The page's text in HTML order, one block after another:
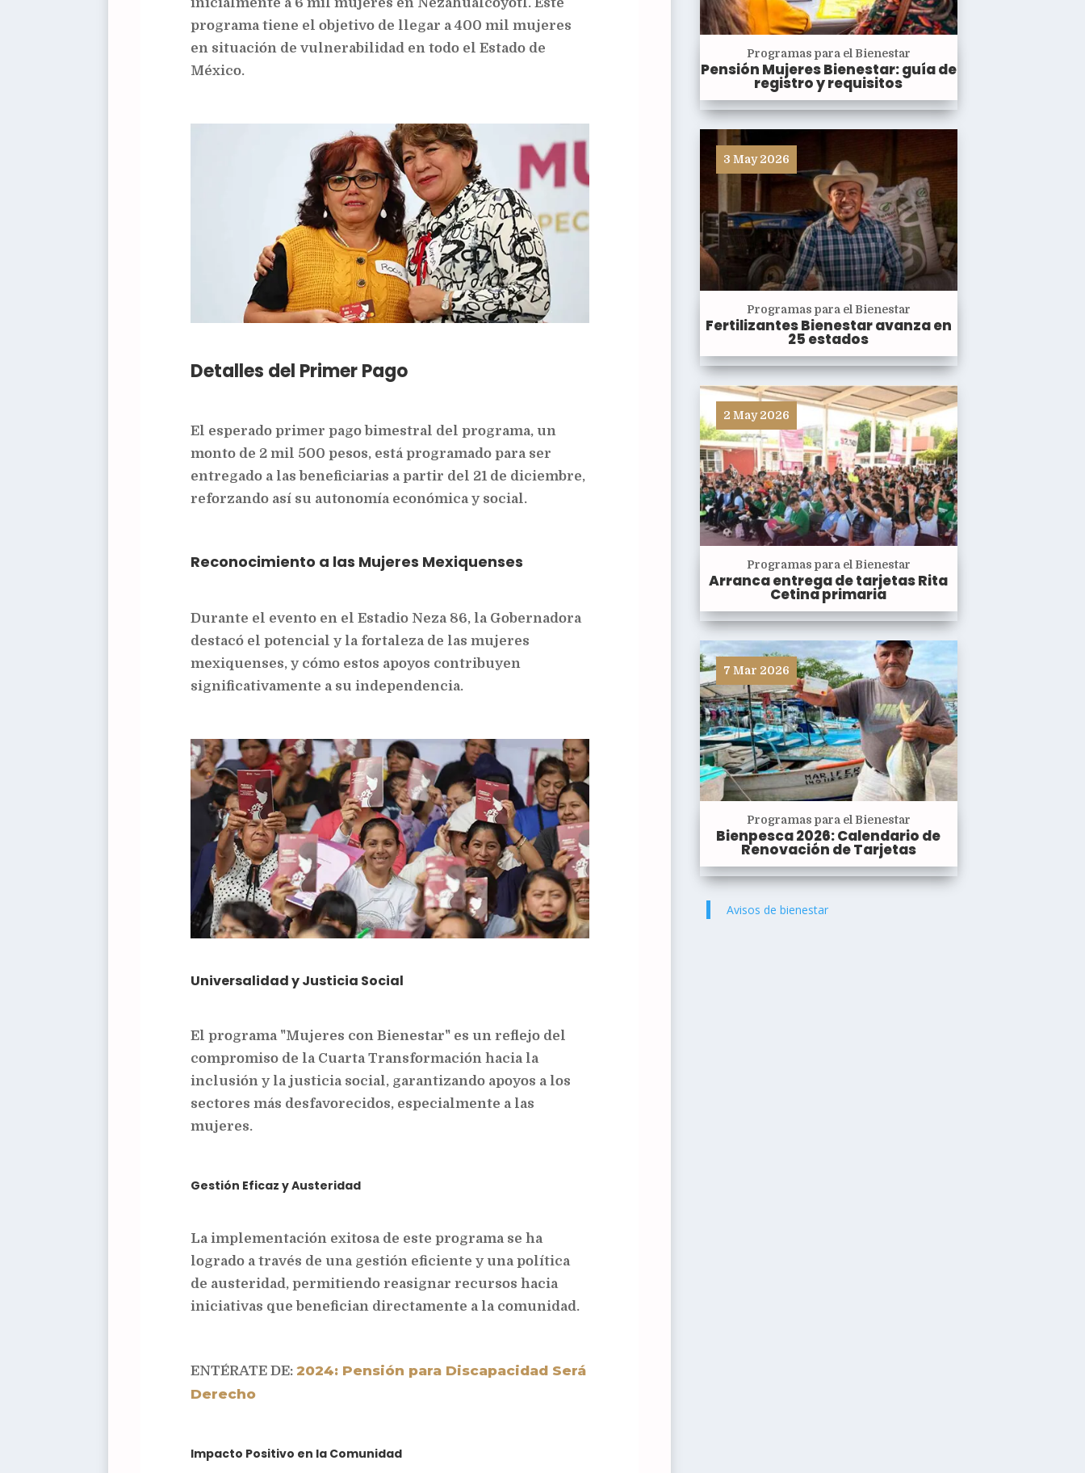
programa tiene el objetivo de llegar a 400 mil mujeres
en situación de vulnerabilidad en todo el Estado de
México.
Detalles del Primer Pago
El esperado primer pago bimestral del programa, un
monto de 2 mil 500 pesos, está programado para ser
entregado a las beneficiarias a partir del 21 de diciembre,
reforzando así su autonomía económica y social.
Reconocimiento a las Mujeres Mexiquenses
Durante el evento en el Estadio Neza 86, la Gobernadora
destacó el potencial y la fortaleza de las mujeres
mexiquenses, y cómo estos apoyos contribuyen
significativamente a su independencia.
Universalidad y Justicia Social
El programa "Mujeres con Bienestar" es un reflejo del
compromiso de la Cuarta Transformación hacia la
inclusión y la justicia social, garantizando apoyos a los
sectores más desfavorecidos, especialmente a las
mujeres.
Gestión Eficaz y Austeridad
La implementación exitosa de este programa se ha
logrado a través de una gestión eficiente y una política
de austeridad, permitiendo reasignar recursos hacia
iniciativas que benefician directamente a la comunidad.
ENTÉRATE DE:2024: Pensión para Discapacidad Será
Derecho
Impacto Positivo en la Comunidad
Programas para el Bienestar
Pensión Mujeres Bienestar: guía de
registro y requisitos
3 May 2026
Programas para el Bienestar
Fertilizantes Bienestar avanza en
25 estados
2 May 2026
Programas para el Bienestar
Arranca entrega de tarjetas Rita
Cetina primaria
7 Mar 2026
Programas para el Bienestar
Bienpesca 2026: Calendario de
Renovación de Tarjetas
Avisos de bienestar